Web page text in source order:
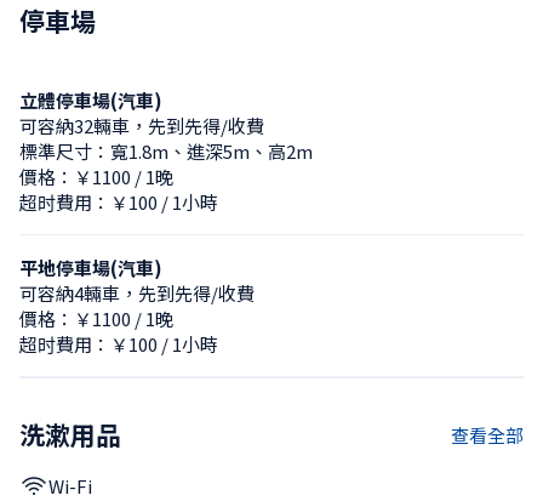
停車場
立體停車場(汽車)
可容納32輛車，先到先得/收費
標準尺寸：寬1.8m、進深5m、高2m
價格：￥1100 / 1晚
超时費用：￥100 / 1小時
平地停車場(汽車)
可容納4輛車，先到先得/收費
價格：￥1100 / 1晚
超时費用：￥100 / 1小時
洗漱用品 查看全部
Wi-Fi